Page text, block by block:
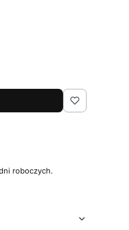
roboczych.